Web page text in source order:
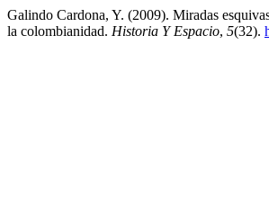
Galindo Cardona, Y. (2009). Miradas
la colombianidad. Historia Y Espacio, 5(32).